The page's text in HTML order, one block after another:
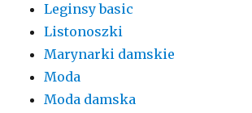
Leginsy basic
Listonoszki
Marynarki damskie
Moda
Moda damska